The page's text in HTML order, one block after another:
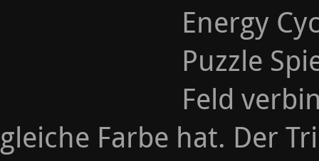
Energy
Puzzle
Feld
gleiche Farbe hat. Der